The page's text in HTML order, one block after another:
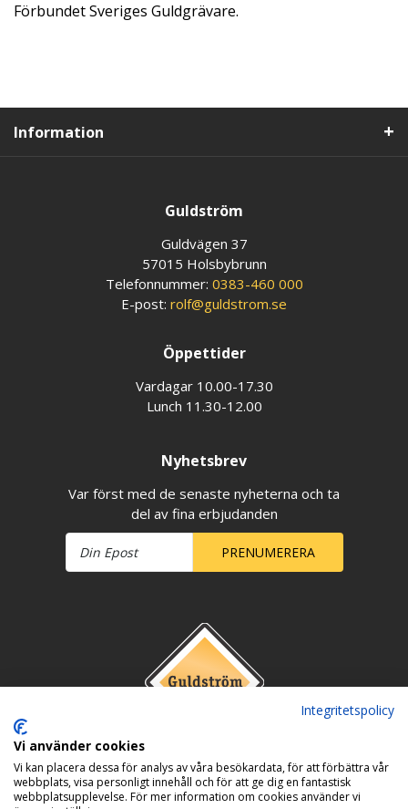
Förbundet Sveriges Guldgrävare.
Information
Guldström
Guldvägen 37
57015 Holsbybrunn
Telefonnummer: 0383-460 000
E-post: rolf@guldstrom.se
Öppettider
Vardagar 10.00-17.30
Lunch 11.30-12.00
Nyhetsbrev
Var först med de senaste nyheterna och ta
del av fina erbjudanden
PRENUMERERA
Integritetspolicy
Vi använder cookies
Vi kan placera dessa för analys av våra besökardata, för att förbättra vår
webbplats, visa personligt innehåll och för att ge dig en fantastisk
webbplatsupplevelse. För mer information om cookies använder vi